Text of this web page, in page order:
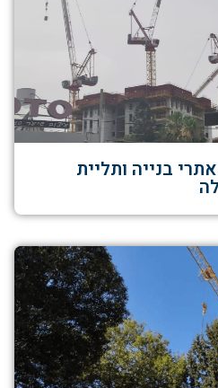
בנייה ותליית